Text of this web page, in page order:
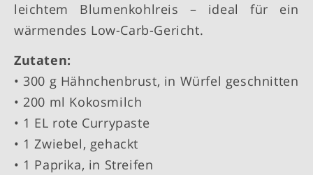
leichtem Blumenkohlreis – ideal für ein
wärmendes Low-Carb-Gericht.
Zutaten:
• 300 g Hähnchenbrust, in Würfel geschnitten
• 200 ml Kokosmilch
• 1 EL rote Currypaste
• 1 Zwiebel, gehackt
• 1 Paprika, in Streifen